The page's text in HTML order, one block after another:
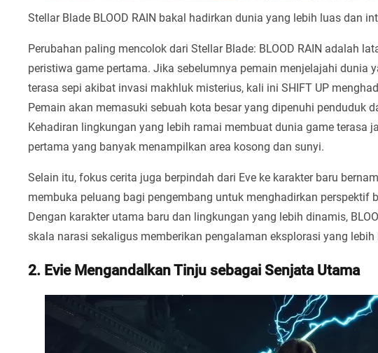
Stellar Blade BLOOD RAIN bakal hadirkan dunia yang lebih luas dan
Perubahan paling mencolok dari Stellar Blade: BLOOD RAIN adalah
peristiwa game pertama. Jika sebelumnya pemain menjelajahi dunia
terasa sepi akibat invasi makhluk misterius, kali ini SHIFT UP
Pemain akan memasuki sebuah kota besar yang dipenuhi penduduk
Kehadiran lingkungan yang lebih ramai membuat dunia game terasa
pertama yang banyak menampilkan area kosong dan sunyi.
Selain itu, fokus cerita juga berpindah dari Eve ke karakter baru
membuka peluang bagi pengembang untuk menghadirkan perspektif
Dengan karakter utama baru dan lingkungan yang lebih dinamis,
skala narasi sekaligus memberikan pengalaman eksplorasi yang
2. Evie Mengandalkan Tinju sebagai Senjata Utama